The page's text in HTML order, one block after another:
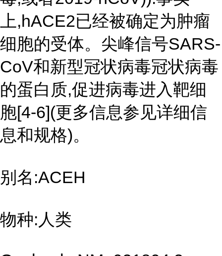
上,hACE2已经被确定为肿瘤
细胞的受体。尖峰信号SARS-
CoV和新型冠状病毒冠状病毒
的蛋白质,促进病毒进入靶细
胞[4-6](更多信息参见详细信
息和规格)。
别名:ACEH
物种:人类